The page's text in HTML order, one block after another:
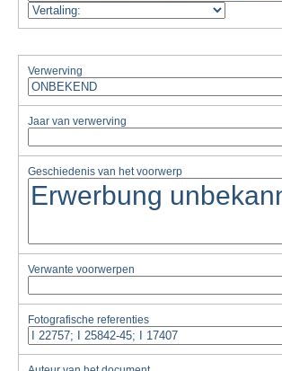
Verwerving
Jaar van verwerving
Geschiedenis van het voorwerp
Verwante voorwerpen
Fotografische referenties